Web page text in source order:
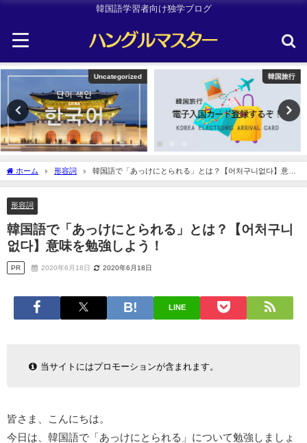
韓国語学習者向け独学ブログ
韓国旅行 韓国旅行
ホーム 形容詞
韓国語で「あっけにとられる」とは？【어처구니없다】意味
を勉強しよう！
形容詞
韓国語で「あっけにとられる」とは？【어처구니
없다】意味を勉強しよう！
PR 2020年6月18日 2020年6月18日
LINE
当サイトにはプロモーションが含まれます。
皆さま、こんにちは。
今日は、韓国語で「あっけにとられる」について勉強しましょ